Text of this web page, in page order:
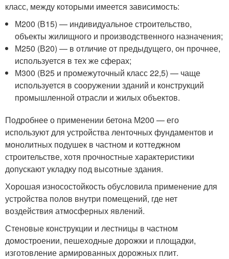
класс, между которыми имеется зависимость:
М200 (В15) — индивидуальное строительство,
объекты жилищного и производственного назначения;
М250 (В20) — в отличие от предыдущего, он прочнее,
используется в тех же сферах;
М300 (В25 и промежуточный класс 22,5) — чаще
используется в сооружении зданий и конструкций
промышленной отрасли и жилых объектов.
Подробнее о применении бетона М200 — его
используют для устройства ленточных фундаментов и
монолитных подушек в частном и коттеджном
строительстве, хотя прочностные характеристики
допускают укладку под высотные здания.
Хорошая износостойкость обусловила применение для
устройства полов внутри помещений, где нет
воздействия атмосферных явлений.
Стеновые конструкции и лестницы в частном
домостроении, пешеходные дорожки и площадки,
изготовление армированных дорожных плит.